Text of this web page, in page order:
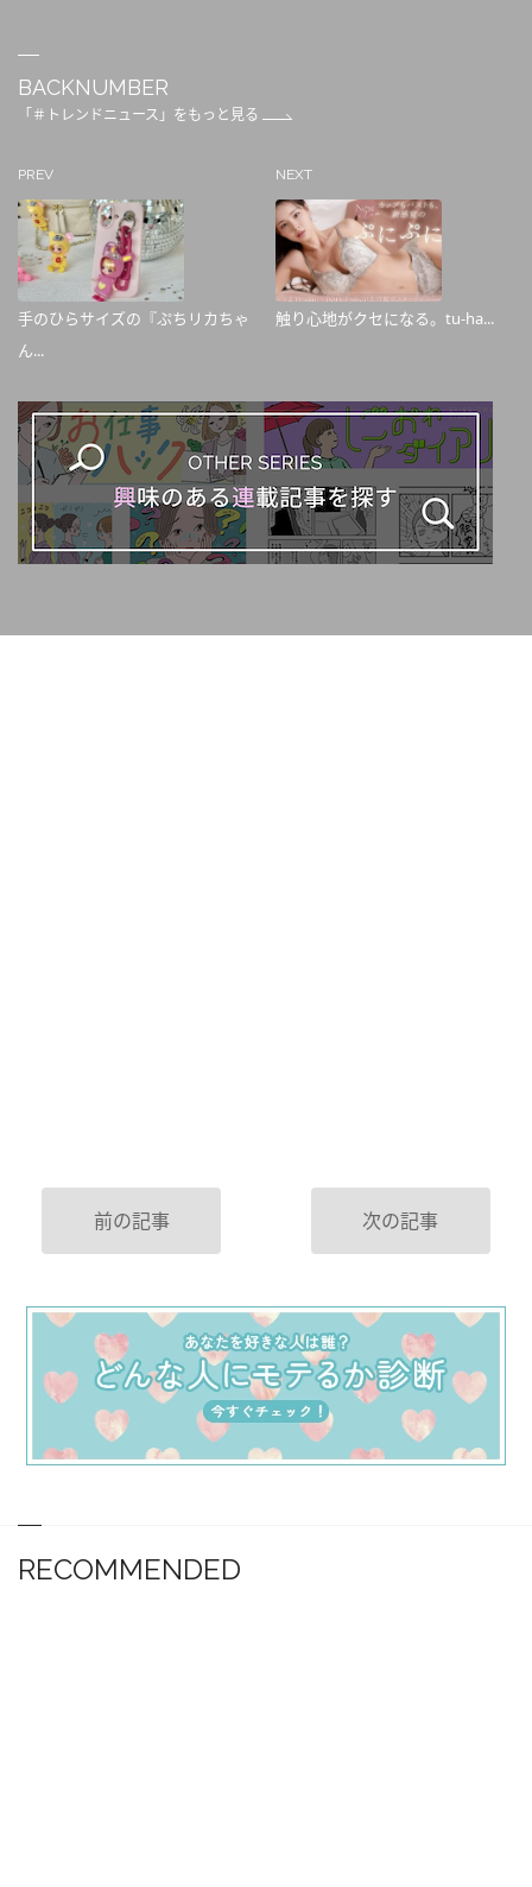
BACKNUMBER
「＃トレンドニュース」をもっと見る
PREV
手のひらサイズの『ぷちリカちゃ
ん...
NEXT
触り心地がクセになる。tu-ha...
前の記事 次の記事
RECOMMENDED